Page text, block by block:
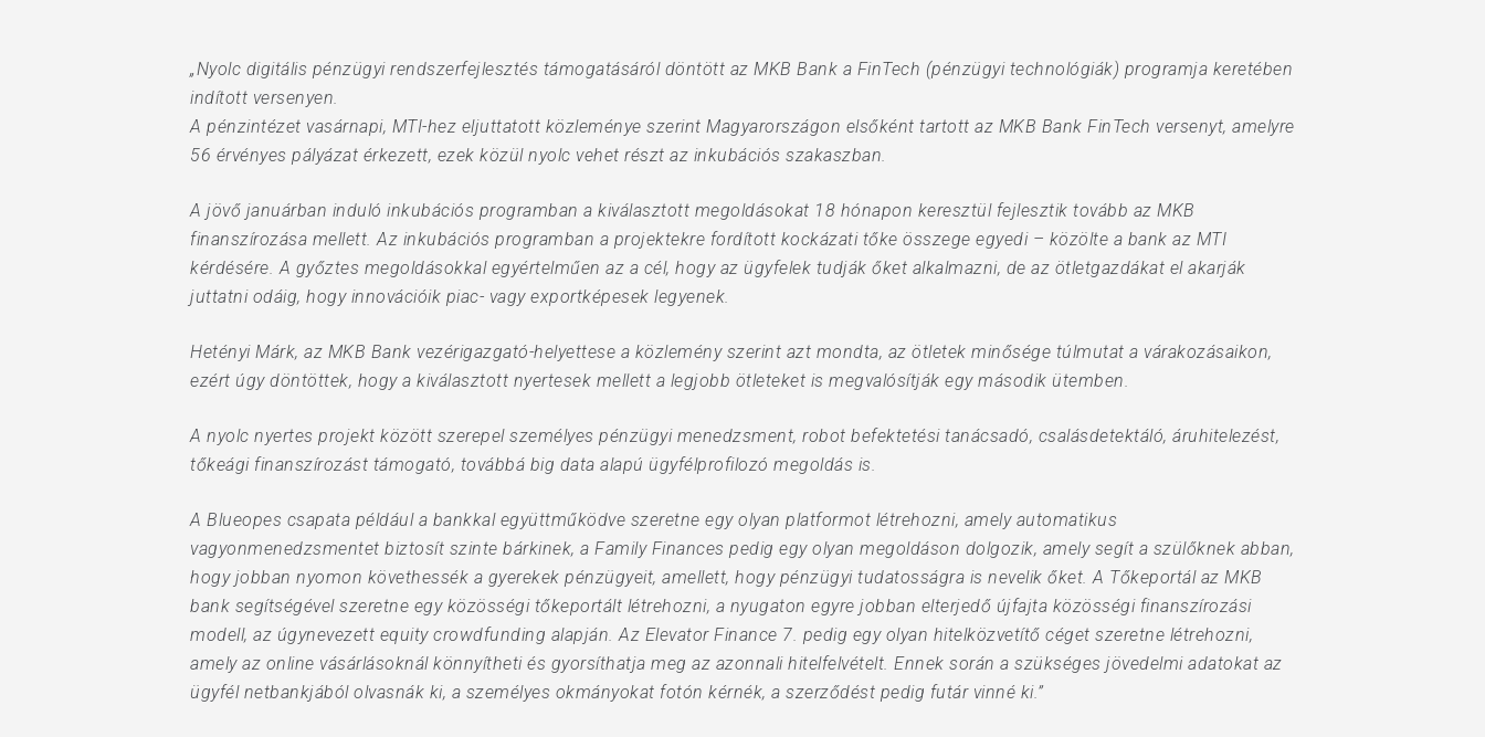
„Nyolc digitális pénzügyi rendszerfejlesztés támogatásáról döntött az MKB Bank a FinTech (pénzügyi technológiák) programja keretében
indított versenyen.
A pénzintézet vasárnapi, MTI-hez eljuttatott közleménye szerint Magyarországon elsőként tartott az MKB Bank FinTech versenyt, amelyre
56 érvényes pályázat érkezett, ezek közül nyolc vehet részt az inkubációs szakaszban.
A jövő januárban induló inkubációs programban a kiválasztott megoldásokat 18 hónapon keresztül fejlesztik tovább az MKB
finanszírozása mellett. Az inkubációs programban a projektekre fordított kockázati tőke összege egyedi – közölte a bank az MTI
kérdésére. A győztes megoldásokkal egyértelműen az a cél, hogy az ügyfelek tudják őket alkalmazni, de az ötletgazdákat el akarják
juttatni odáig, hogy innovációik piac- vagy exportképesek legyenek.
Hetényi Márk, az MKB Bank vezérigazgató-helyettese a közlemény szerint azt mondta, az ötletek minősége túlmutat a várakozásaikon,
ezért úgy döntöttek, hogy a kiválasztott nyertesek mellett a legjobb ötleteket is megvalósítják egy második ütemben.
A nyolc nyertes projekt között szerepel személyes pénzügyi menedzsment, robot befektetési tanácsadó, csalásdetektáló, áruhitelezést,
tőkeági finanszírozást támogató, továbbá big data alapú ügyfélprofilozó megoldás is.
A Blueopes csapata például a bankkal együttműködve szeretne egy olyan platformot létrehozni, amely automatikus
vagyonmenedzsmentet biztosít szinte bárkinek, a Family Finances pedig egy olyan megoldáson dolgozik, amely segít a szülőknek abban,
hogy jobban nyomon követhessék a gyerekek pénzügyeit, amellett, hogy pénzügyi tudatosságra is nevelik őket. A Tőkeportál az MKB
bank segítségével szeretne egy közösségi tőkeportált létrehozni, a nyugaton egyre jobban elterjedő újfajta közösségi finanszírozási
modell, az úgynevezett equity crowdfunding alapján. Az Elevator Finance 7. pedig egy olyan hitelközvetítő céget szeretne létrehozni,
amely az online vásárlásoknál könnyítheti és gyorsíthatja meg az azonnali hitelfelvételt. Ennek során a szükséges jövedelmi adatokat az
ügyfél netbankjából olvasnák ki, a személyes okmányokat fotón kérnék, a szerződést pedig futár vinné ki.”